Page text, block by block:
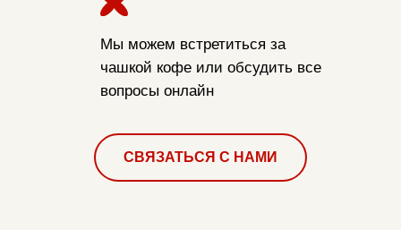
Мы можем встретиться за
чашкой кофе или обсудить все
вопросы онлайн
СВЯЗАТЬСЯ С НАМИ